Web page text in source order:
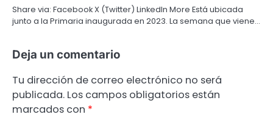
Share via: Facebook X (Twitter) LinkedIn More Está ubicada
junto a la Primaria inaugurada en 2023. La semana que viene…
Deja un comentario
Tu dirección de correo electrónico no será
publicada. Los campos obligatorios están
marcados con *